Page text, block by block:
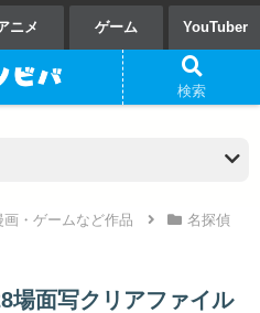
ニメ ゲーム YouTuber
・ゲームなど作品
名探偵
場面写クリアファイル
検索